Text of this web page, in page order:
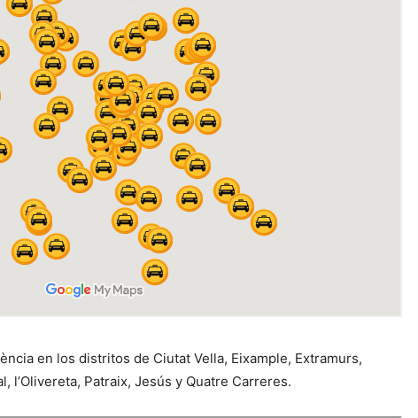
en los distritos de Ciutat Vella, Eixample, Extramurs,
l’Olivereta, Patraix, Jesús y Quatre Carreres.